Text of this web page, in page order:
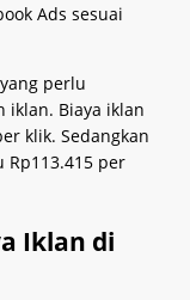
Ads sesuai
perlu
iklan. Biaya iklan
klik. Sedangkan
Rp113.415 per
Iklan di